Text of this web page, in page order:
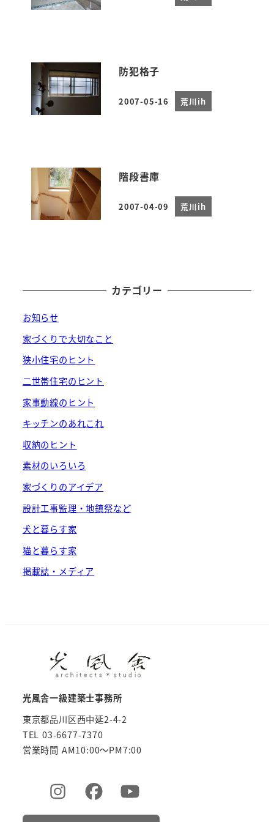
防犯格子
投稿日
2007-05-16 荒川ih
階段書庫
投稿日
2007-04-09 荒川ih
カテゴリー
お知らせ
家づくりで大切なこと
狭小住宅のヒント
二世帯住宅のヒント
家事動線のヒント
キッチンのあれこれ
収納のヒント
素材のいろいろ
家づくりのアイデア
設計工事監理・地鎮祭など
犬と暮らす家
猫と暮らす家
掲載誌・メディア
光風舎一級建築士事務所
東京都品川区西中延2-4-2
TEL 03-6677-7370
営業時間 AM10:00～PM7:00